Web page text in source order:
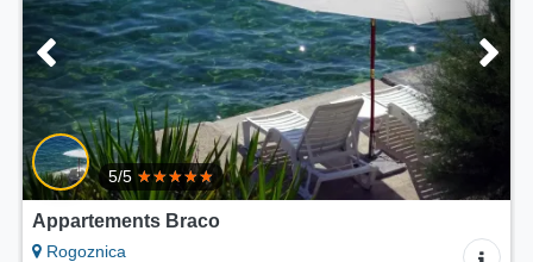
5/5
Appartements Braco
Rogoznica